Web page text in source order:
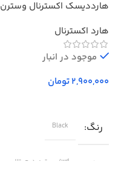
هارددیسک اکسترنال وسترن
500 گیگابایت استوک ا
Western Digital Elements
External Hard Drive – 500GB
هارد اکسترنال
موجود در انبار
تومان
رنگ Black
wd/وسترن دیجیتال